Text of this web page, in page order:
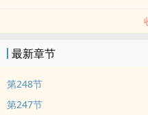
最新章节
第248节
第247节